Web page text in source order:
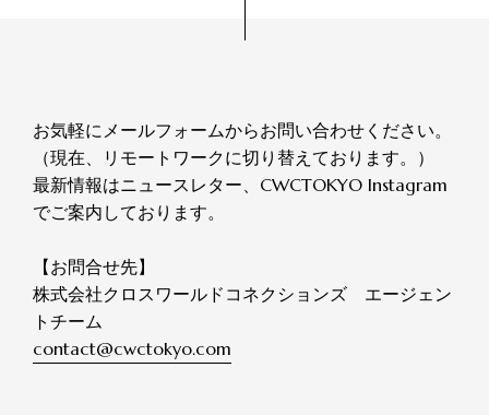
お気軽にメールフォームからお問い合わせください。
（現在、リモートワークに切り替えております。）
最新情報はニュースレター、CWCTOKYO Instagram
でご案内しております。
【お問合せ先】
株式会社クロスワールドコネクションズ エージェン
トチーム
contact@cwctokyo.com